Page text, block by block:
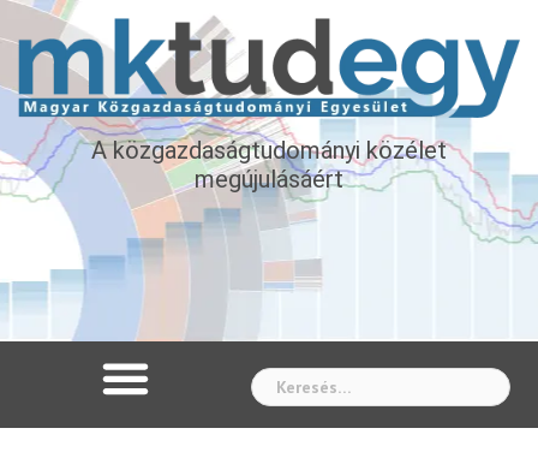
A közgazdaságtudományi közélet
megújulásáért